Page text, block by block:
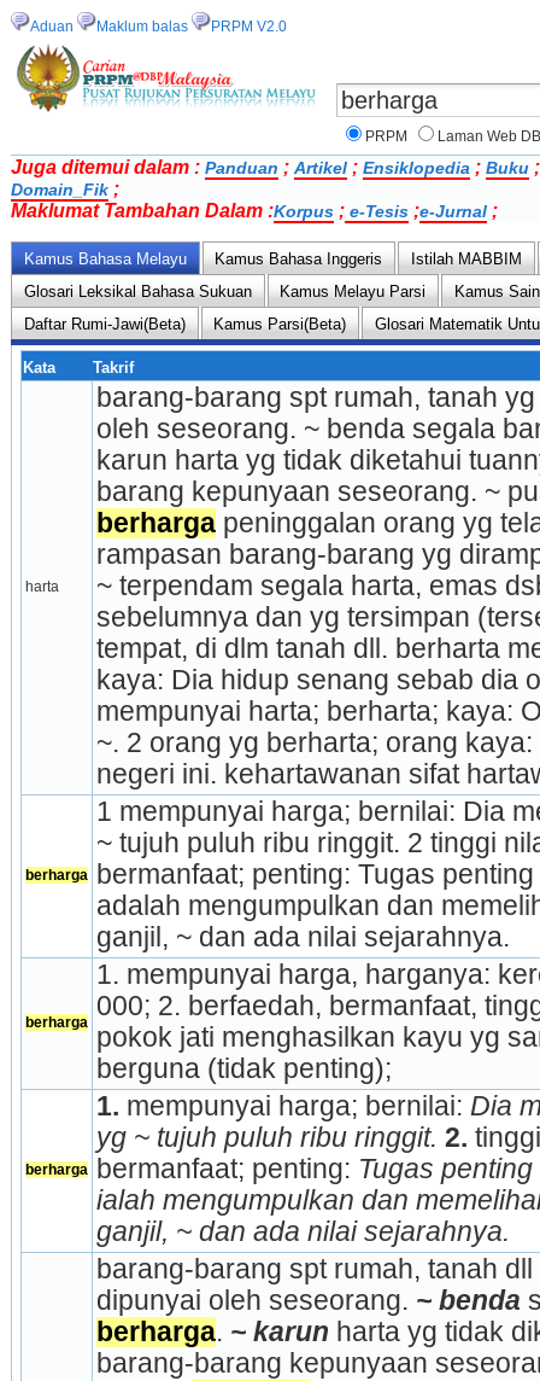
Aduan Maklum balas PRPM V2.0
PRPM Laman Web
Juga ditemui dalam : Panduan ; Artikel ; Ensiklopedia ; Buku
Domain_Fik ;
Maklumat Tambahan Dalam :Korpus ; e-Tesis ;e-Jurnal ;
Kamus Bahasa Melayu Kamus Bahasa Inggeris
Istilah MABBIM
Glosari Leksikal Bahasa Sukuan
Kamus Melayu Parsi
Kamus
Daftar Rumi-Jawi(Beta)
Kamus Parsi(Beta) Glosari Matematik
Kata Takrif
harta
barang-barang spt rumah, tanah
oleh seseorang. ~ benda segala
karun harta yg tidak diketahui
berharga peninggalan orang yg
rampasan barang-barang yg
~ terpendam segala harta, emas
sebelumnya dan yg tersimpan
tempat, di dlm tanah dll. berharta
kaya: Dia hidup senang sebab dia
mempunyai harta; berharta; kaya:
~. 2 orang yg berharta; orang
negeri ini. kehartawanan sifat
berharga
1 mempunyai harga; bernilai: Dia
~ tujuh puluh ribu ringgit. 2 tinggi
bermanfaat; pen­ting: Tugas
adalah mengumpulkan dan
ganjil, ~ dan ada nilai sejarahnya.
berharga
1. mempunyai harga, harganya:
000; 2. berfaedah, bermanfaat,
pokok jati menghasilkan kayu yg
berguna (tidak penting);
berharga
1. mempunyai harga; bernilai: Dia
yg ~ tujuh puluh ribu ringgit. 2.
bermanfaat; penting: Tugas
ialah mengumpulkan dan
ganjil, ~ dan ada nilai sejarahnya.
barang-barang spt rumah, tanah
dipunyai oleh seseorang. ~ benda
berharga. ~ karun harta yg tidak
barang-barang kepunyaan